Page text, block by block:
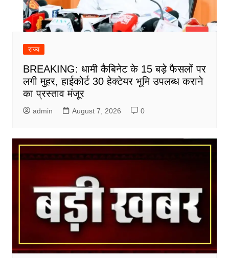
राज्य
BREAKING: धामी कैबिनेट के 15 बड़े फैसलों पर
लगी मुहर, हाईकोर्ट 30 हेक्टेयर भूमि उपलब्ध कराने
का प्रस्ताव मंजूर
admin August 7, 2026 0